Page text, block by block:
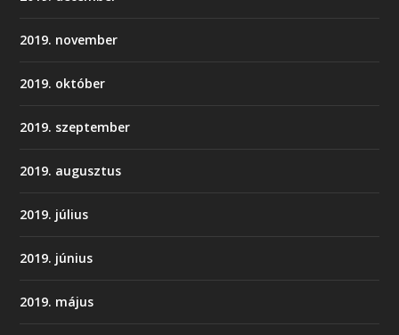
2019. november
2019. október
2019. szeptember
2019. augusztus
2019. július
2019. június
2019. május